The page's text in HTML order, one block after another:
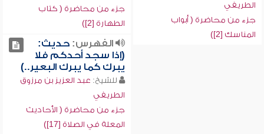
الطريفي
جزء من محاضرة ( أبواب
المناسك [2])
جزء من محاضرة ( كتاب
الطهارة [2])
الفهرس:حديث:
(إذا سجد أحدكم فلا
يبرك كما يبرك البعير..)
للشيخ: عبد العزيز بن مرزوق
الطريفي
جزء من محاضرة ( الأحاديث
المعلة في الصلاة [17])